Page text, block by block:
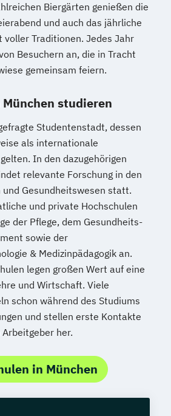
Biergärten genießen die
und auch das jährliche
Traditionen. Jedes Jahr
Besuchern an, die in Tracht
gemeinsam feiern.
studieren
Studentenstadt, dessen
als internationale
In den dazugehörigen
relevante Forschung in den
und Gesundheitswesen statt.
und private Hochschulen
der Pflege, dem Gesundheits-
sowie der
& Medizinpädagogik an.
legen großen Wert auf eine
und Wirtschaft. Viele
schon während des Studiums
und stellen erste Kontakte
her.
in München